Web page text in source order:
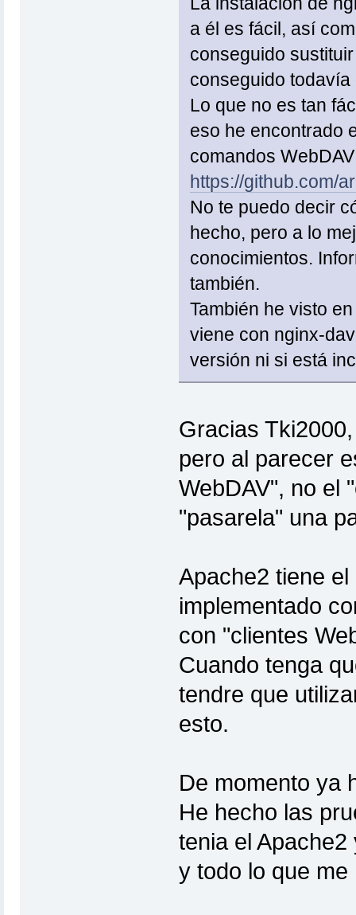
a él es fácil, así
conseguido
conseguido
Lo que no es tan
eso he encontrado
comandos
https://github.com/
No te puedo decir
hecho, pero a lo
conocimientos.
también.
También he visto
viene con nginx-
versión ni si está
Gracias
pero al parecer
WebDAV", no el
"pasarela" una
Apache2 tiene
implementado
con "clientes
Cuando tenga
tendre que
esto.
De momento ya
He hecho las
tenia el
y todo lo que me